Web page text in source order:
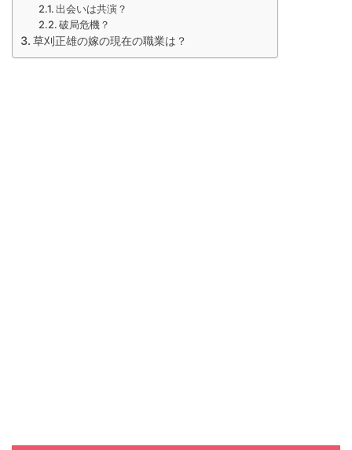
出会いは共演？
破局危機？
草刈正雄の嫁の現在の職業は？